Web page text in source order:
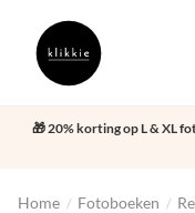
🎁 20% korting op L & XL
Home / Fotoboeken /